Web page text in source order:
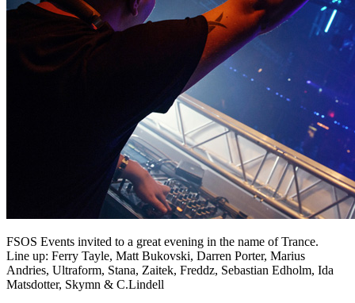
FSOS Events invited to a great evening in the name of Trance.
Line up: Ferry Tayle, Matt Bukovski, Darren Porter, Marius
Andries, Ultraform, Stana, Zaitek, Freddz, Sebastian Edholm, Ida
Matsdotter, Skymn & C.Lindell